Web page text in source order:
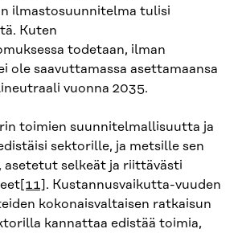
ilmastosuunnitelma tulisi
Kuten
todetaan, ilman
ole saavuttamassa asettamaansa
vuonna 2035.
toimien suunnitelmallisuutta ja
sektorille, ja metsille sen
asetetut selkeät ja riittävästi
[11] . Kustannusvaikutta-vuuden
kokonaisvaltaisen ratkaisun
kannattaa edistää toimia,